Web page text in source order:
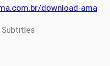
download-ama.